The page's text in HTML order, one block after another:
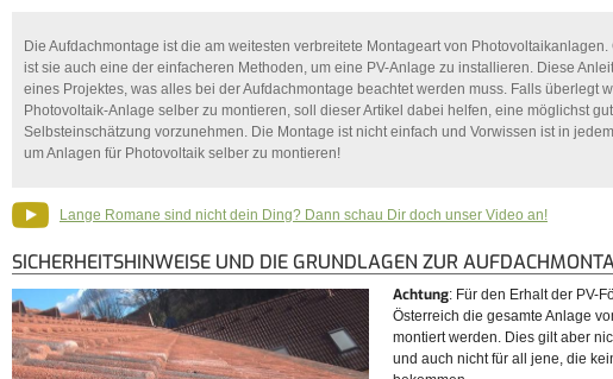
Die Aufdachmontage ist die am weitesten verbreitete Montageart von
ist sie auch eine der einfacheren Methoden, um eine PV-Anlage zu installieren. Diese
eines Projektes, was alles bei der Aufdachmontage beachtet werden muss. Falls überlegt
Photovoltaik-Anlage selber zu montieren, soll dieser Artikel dabei helfen, eine möglichst
Selbsteinschätzung vorzunehmen. Die Montage ist nicht einfach und Vorwissen ist in
um Anlagen für Photovoltaik selber zu montieren!
Lange Romane sind nicht dein Ding? Dann schau Dir doch unser Video an!
SICHERHEITSHINWEISE UND DIE GRUNDLAGEN ZUR
Achtung: Für den Erhalt der PV-
Österreich die gesamte Anlage
montiert werden. Dies gilt aber
und auch nicht für all jene, die